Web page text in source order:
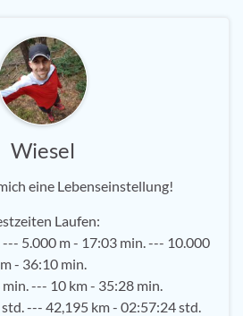
Wiesel
eine Lebenseinstellung!
Laufen:
5.000 m - 17:03 min. --- 10.000
m - 36:10 min.
--- 10 km - 35:28 min.
--- 42,195 km - 02:57:24 std.